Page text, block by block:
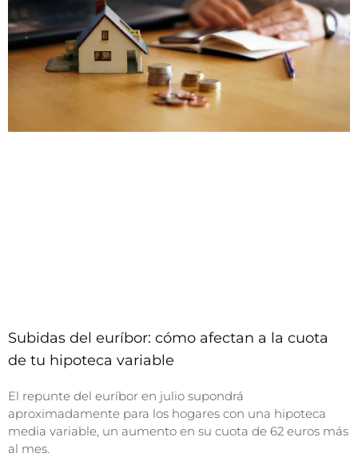
Subidas del euríbor: cómo afectan a la cuota
de tu hipoteca variable
El repunte del euríbor en julio supondrá
aproximadamente para los hogares con una hipoteca
media variable, un aumento en su cuota de 62 euros más
al mes.